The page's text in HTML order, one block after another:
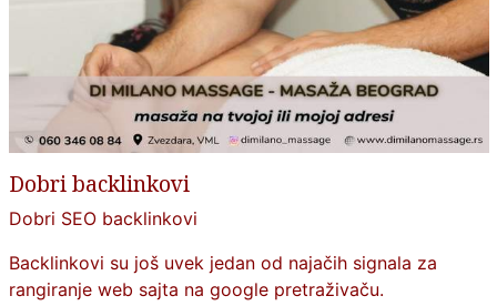
Dobri backlinkovi
Dobri SEO backlinkovi
Backlinkovi su još uvek jedan od najačih signala za
rangiranje web sajta na google pretraživaču.